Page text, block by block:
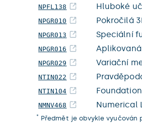
NPFL138 Hluboké
NPGR010 Pokročilá
NPGR013 Speciální
NPGR016
NPGR029 Variační
NTIN022
NTIN104
NMNV468 Numerical
* Předmět je obvykle vyučován